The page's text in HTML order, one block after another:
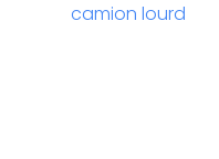
camion lourd